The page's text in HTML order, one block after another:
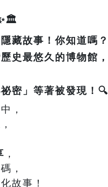
藏故事！你知道嗎？
史最悠久的博物館，
密」等著被發現！🔍
，
，
，
，
故事！